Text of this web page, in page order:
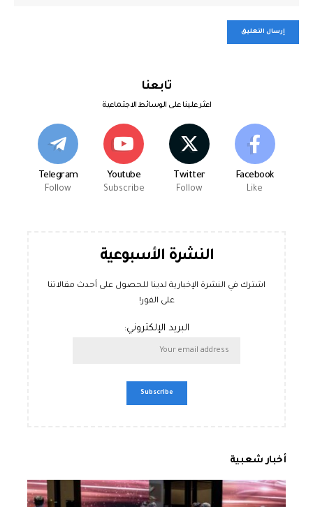
تابعنا
اعثر علينا على الوسائط الاجتماعية
Facebook
Like
Twitter
Follow
Youtube
Subscribe
Telegram
Follow
النشرة الأسبوعية
اشترك في النشرة الإخبارية لدينا للحصول على أحدث مقالاتنا
على الفور!
البريد الإلكتروني:
أخبار شعبية